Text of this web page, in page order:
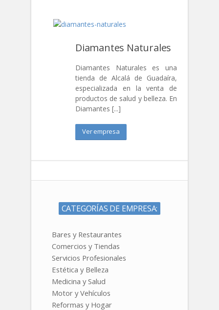
Diamantes Naturales
Diamantes Naturales es una
tienda de Alcalá de Guadaíra,
especializada en la venta de
productos de salud y belleza. En
Diamantes [...]
Ver empresa
CATEGORÍAS DE EMPRESA:
Bares y Restaurantes
Comercios y Tiendas
Servicios Profesionales
Estética y Belleza
Medicina y Salud
Motor y Vehículos
Reformas y Hogar